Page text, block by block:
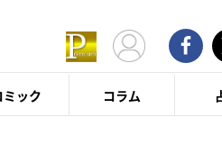
ミック コラム